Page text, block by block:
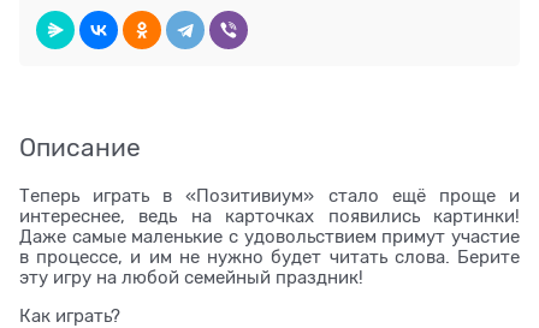
Описание
Теперь играть в «Позитивиум» стало ещё проще и
интереснее, ведь на карточках появились картинки!
Даже самые маленькие с удовольствием примут участие
в процессе, и им не нужно будет читать слова. Берите
эту игру на любой семейный праздник!
Как играть?